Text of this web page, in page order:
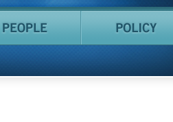
People